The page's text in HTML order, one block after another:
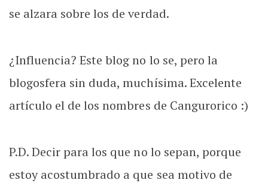
se alzara sobre los de verdad.
¿Influencia? Este blog no lo se, pero la
blogosfera sin duda, muchísima. Excelente
artículo el de los nombres de Cangurorico :)
P.D. Decir para los que no lo sepan, porque
estoy acostumbrado a que sea motivo de